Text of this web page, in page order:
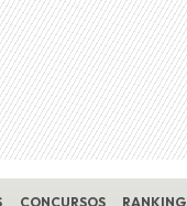
CONCURSOS RANKING